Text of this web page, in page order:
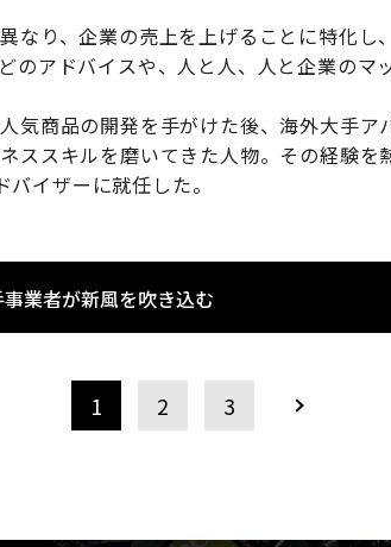
なり、企業の売上を上げることに特化し
のアドバイスや、人と人、人と企業のマ
気商品の開発を手がけた後、海外大手ア
ススキルを磨いてきた人物。その経験
イザーに就任した。
業者が新風を吹き込む
1 2 3